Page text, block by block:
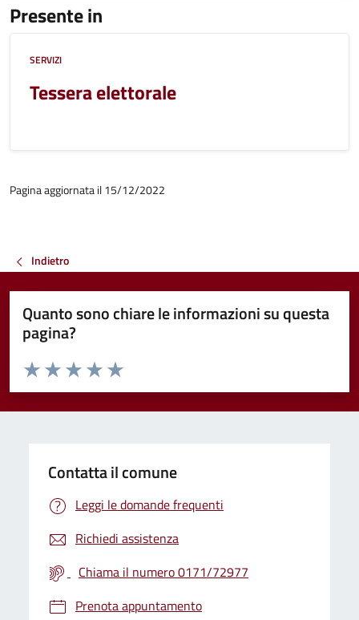
Presente in
SERVIZI
Tessera elettorale
Pagina aggiornata il 15/12/2022
Indietro
Quanto sono chiare le informazioni su questa
pagina?
Valuta da 1 a 5 stelle la pagina
Valuta 5 stelle su 5
Valuta 4 stelle su 5
Valuta 3 stelle su 5
Valuta 2 stelle su 5
Valuta 1 stelle su 5
Contatta il comune
Leggi le domande frequenti
Richiedi assistenza
Chiama il numero 0171/72977
Prenota appuntamento